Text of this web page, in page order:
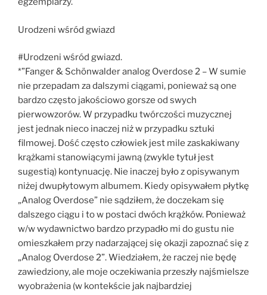
Urodzeni wśród gwiazd
#Urodzeni wśród gwiazd.
*”Fanger & Schönwalder analog Overdose 2 – W sumie
nie przepadam za dalszymi ciągami, ponieważ są one
bardzo często jakościowo gorsze od swych
pierwowzorów. W przypadku twórczości muzycznej
jest jednak nieco inaczej niż w przypadku sztuki
filmowej. Dość często człowiek jest mile zaskakiwany
krążkami stanowiącymi jawną (zwykle tytuł jest
sugestią) kontynuację. Nie inaczej było z opisywanym
niżej dwupłytowym albumem. Kiedy opisywałem płytkę
„Analog Overdose” nie sądziłem, że doczekam się
dalszego ciągu i to w postaci dwóch krążków. Ponieważ
w/w wydawnictwo bardzo przypadło mi do gustu nie
omieszkałem przy nadarzającej się okazji zapoznać się z
„Analog Overdose 2”. Wiedziałem, że raczej nie będę
zawiedziony, ale moje oczekiwania przeszły najśmielsze
wyobrażenia (w kontekście jak najbardziej